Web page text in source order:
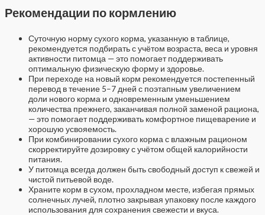
Рекомендации по кормлению
Суточную норму сухого корма, указанную в таблице,
рекомендуется подбирать с учётом возраста, веса и уровня
активности питомца — это помогает поддерживать
оптимальную физическую форму и здоровье.
При переходе на новый корм рекомендуется постепенный
перевод в течение 5–7 дней с поэтапным увеличением
доли нового корма и одновременным уменьшением
количества прежнего, заканчивая полной заменой рациона,
— это помогает поддерживать комфортное пищеварение и
хорошую усвояемость.
При комбинировании сухого корма с влажным рационом
скорректируйте дозировку с учётом общей калорийности
питания.
У питомца всегда должен быть свободный доступ к свежей и
чистой питьевой воде.
Храните корм в сухом, прохладном месте, избегая прямых
солнечных лучей, плотно закрывая упаковку после каждого
использования для сохранения свежести и вкуса.